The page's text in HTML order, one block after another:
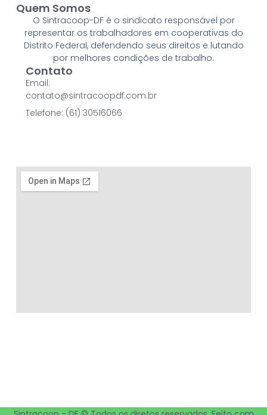
Quem Somos
O Sintracoop-DF é o sindicato responsável por
representar os trabalhadores em cooperativas do
Distrito Federal, defendendo seus direitos e lutando
por melhores condições de trabalho.
Contato
Email:
contato@sintracoopdf.com.br
Telefone: (61) 30516066